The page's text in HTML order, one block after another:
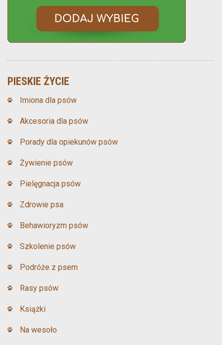
PIESKIE ŻYCIE
Imiona dla psów
Akcesoria dla psów
Porady dla opiekunów psów
Żywienie psów
Pielęgnacja psów
Zdrowie psa
Behawioryzm psów
Szkolenie psów
Podróże z psem
Rasy psów
Książki
Na wesoło